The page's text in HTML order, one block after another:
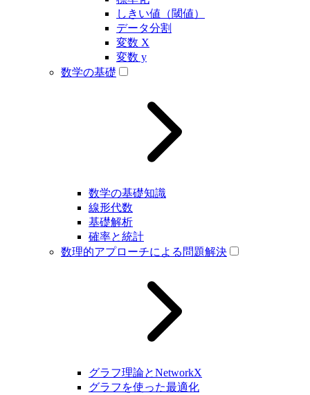
しきい値（閾値）
データ分割
変数 X
変数 y
数学の基礎
数学の基礎知識
線形代数
基礎解析
確率と統計
数理的アプローチによる問題解決
グラフ理論とNetworkX
グラフを使った最適化